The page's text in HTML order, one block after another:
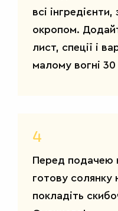
САЛАТИвсі
окропом.
лист, спеції і
малому вогні 30
4
Перед подачею
готову солянку
покладіть